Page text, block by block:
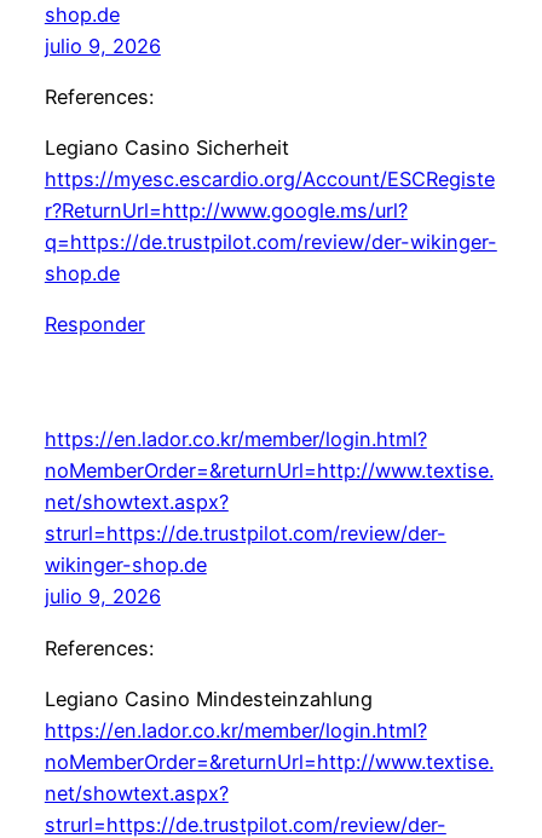
shop.de
julio 9, 2026
References:
Legiano Casino Sicherheit
https://myesc.escardio.org/Account/ESCRegiste
r?ReturnUrl=http://www.google.ms/url?
q=https://de.trustpilot.com/review/der-wikinger-
shop.de
Responder
https://en.lador.co.kr/member/login.html?
noMemberOrder=&returnUrl=http://www.textise.
net/showtext.aspx?
strurl=https://de.trustpilot.com/review/der-
wikinger-shop.de
julio 9, 2026
References:
Legiano Casino Mindesteinzahlung
https://en.lador.co.kr/member/login.html?
noMemberOrder=&returnUrl=http://www.textise.
net/showtext.aspx?
strurl=https://de.trustpilot.com/review/der-